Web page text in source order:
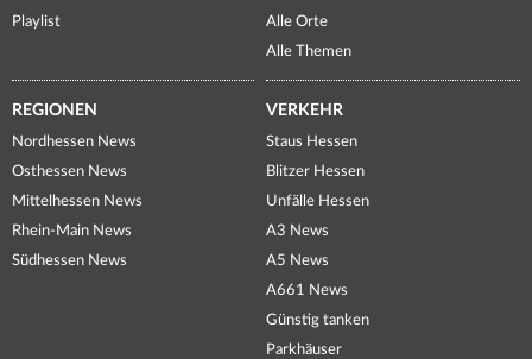
Playlist
Alle Orte
Alle Themen
REGIONEN
Nordhessen News
Osthessen News
Mittelhessen News
Rhein-Main News
Südhessen News
VERKEHR
Staus Hessen
Blitzer Hessen
Unfälle Hessen
A3 News
A5 News
A661 News
Günstig tanken
Parkhäuser